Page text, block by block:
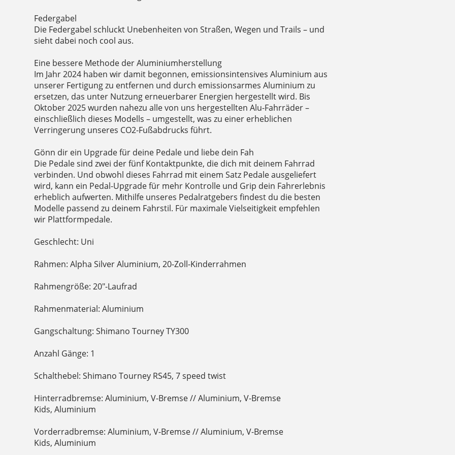
Federgabel
Die Federgabel schluckt Unebenheiten von Straßen, Wegen und Trails – und
sieht dabei noch cool aus.
Eine bessere Methode der Aluminiumherstellung
Im Jahr 2024 haben wir damit begonnen, emissionsintensives Aluminium aus
unserer Fertigung zu entfernen und durch emissionsarmes Aluminium zu
ersetzen, das unter Nutzung erneuerbarer Energien hergestellt wird. Bis
Oktober 2025 wurden nahezu alle von uns hergestellten Alu-Fahrräder –
einschließlich dieses Modells – umgestellt, was zu einer erheblichen
Verringerung unseres CO2-Fußabdrucks führt.
Gönn dir ein Upgrade für deine Pedale und liebe dein Fah
Die Pedale sind zwei der fünf Kontaktpunkte, die dich mit deinem Fahrrad
verbinden. Und obwohl dieses Fahrrad mit einem Satz Pedale ausgeliefert
wird, kann ein Pedal-Upgrade für mehr Kontrolle und Grip dein Fahrerlebnis
erheblich aufwerten. Mithilfe unseres Pedalratgebers findest du die besten
Modelle passend zu deinem Fahrstil. Für maximale Vielseitigkeit empfehlen
wir Plattformpedale.
Geschlecht: Uni
Rahmen: Alpha Silver Aluminium, 20-Zoll-Kinderrahmen
Rahmengröße: 20"-Laufrad
Rahmenmaterial: Aluminium
Gangschaltung: Shimano Tourney TY300
Anzahl Gänge: 1
Schalthebel: Shimano Tourney RS45, 7 speed twist
Hinterradbremse: Aluminium, V-Bremse // Aluminium, V-Bremse
Kids, Aluminium
Vorderradbremse: Aluminium, V-Bremse // Aluminium, V-Bremse
Kids, Aluminium